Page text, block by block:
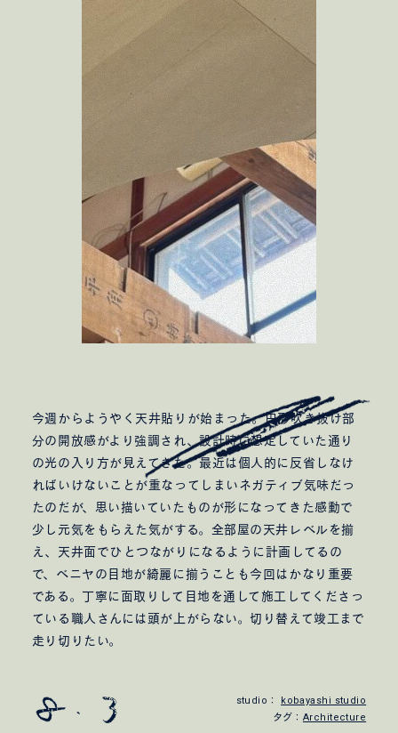
今週からようやく天井貼りが始まった。円形吹き抜け部
分の開放感がより強調され、設計時に想定していた通り
の光の入り方が見えてきた。最近は個人的に反省しなけ
ればいけないことが重なってしまいネガティブ気味だっ
たのだが、思い描いていたものが形になってきた感動で
少し元気をもらえた気がする。全部屋の天井レベルを揃
え、天井面でひとつながりになるように計画してるの
で、ベニヤの目地が綺麗に揃うことも今回はかなり重要
である。丁寧に面取りして目地を通して施工してくださっ
ている職人さんには頭が上がらない。切り替えて竣工まで
走り切りたい。
studio：
kobayashi studio
タグ： Architecture